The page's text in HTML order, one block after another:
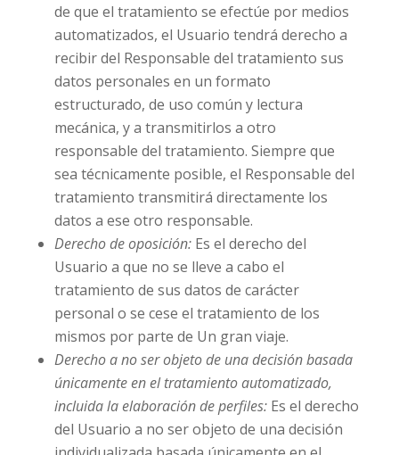
de que el tratamiento se efectúe por medios
automatizados, el Usuario tendrá derecho a
recibir del Responsable del tratamiento sus
datos personales en un formato
estructurado, de uso común y lectura
mecánica, y a transmitirlos a otro
responsable del tratamiento. Siempre que
sea técnicamente posible, el Responsable del
tratamiento transmitirá directamente los
datos a ese otro responsable.
Derecho de oposición:Es el derecho del
Usuario a que no se lleve a cabo el
tratamiento de sus datos de carácter
personal o se cese el tratamiento de los
mismos por parte de Un gran viaje.
Derecho a no ser objeto de una decisión basada
únicamente en el tratamiento automatizado,
incluida la elaboración de perfiles:Es el derecho
del Usuario a no ser objeto de una decisión